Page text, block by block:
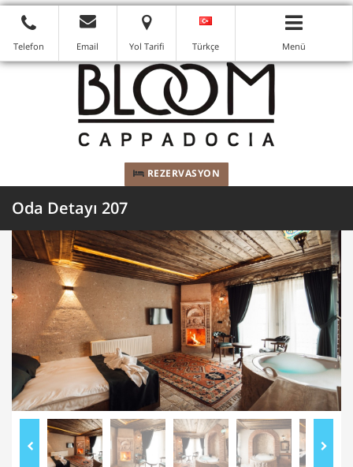
Telefon Email Yol Tarifi Türkçe Menü
REZERVASYON
Oda Detayı 207